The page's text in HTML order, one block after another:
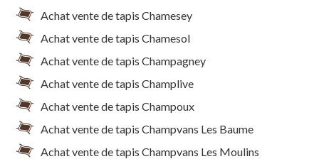
Achat vente de tapis Chamesey
Achat vente de tapis Chamesol
Achat vente de tapis Champagney
Achat vente de tapis Champlive
Achat vente de tapis Champoux
Achat vente de tapis Champvans Les Baume
Achat vente de tapis Champvans Les Moulins